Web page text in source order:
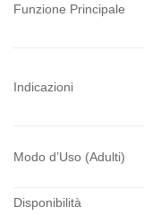
Funzione Principale
Indicazioni
Modo d’Uso (Adulti)
Disponibilità